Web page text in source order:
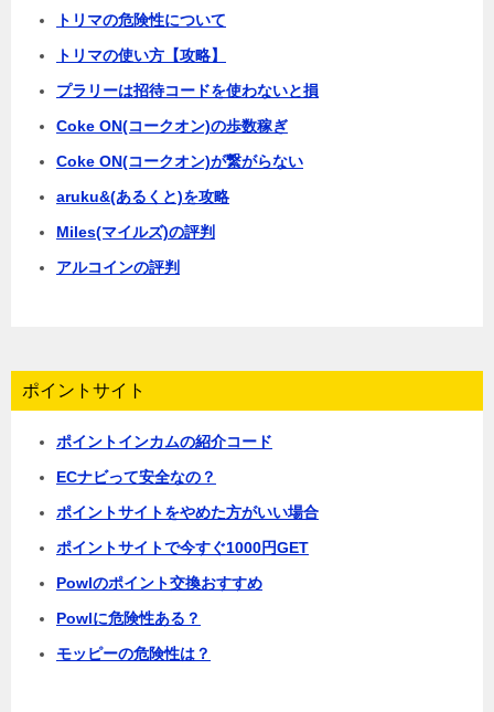
トリマの危険性について
トリマの使い方【攻略】
プラリーは招待コードを使わないと損
Coke ON(コークオン)の歩数稼ぎ
Coke ON(コークオン)が繋がらない
aruku&(あるくと)を攻略
Miles(マイルズ)の評判
アルコインの評判
ポイントサイト
ポイントインカムの紹介コード
ECナビって安全なの？
ポイントサイトをやめた方がいい場合
ポイントサイトで今すぐ1000円GET
Powlのポイント交換おすすめ
Powlに危険性ある？
モッピーの危険性は？